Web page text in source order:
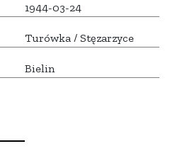
1944-03-24
Turówka / Stęzarzyce
Bielin